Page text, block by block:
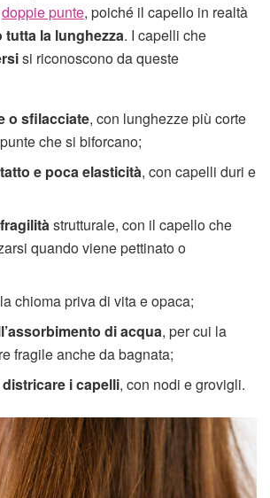
doppie punte, poiché il capello in realtà
tutta la lunghezza. I capelli che
si riconoscono da queste
o sfilacciate, con lunghezze più corte
che si biforcano;
e poca elasticità, con capelli duri e
strutturale, con il capello che
quando viene pettinato o
chioma priva di vita e opaca;
di acqua, per cui la
fragile anche da bagnata;
i capelli, con nodi e grovigli.